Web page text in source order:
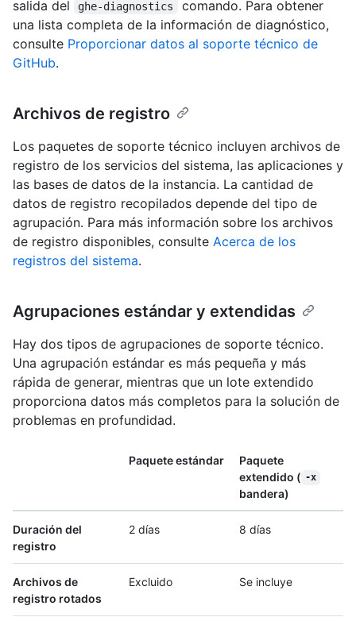
salida del ghe-diagnostics
comando. Para obtener
una lista completa de la información de diagnóstico,
consulte Proporcionar datos al soporte técnico de
GitHub.
Archivos de registro
Los paquetes de soporte técnico incluyen archivos de
registro de los servicios del sistema, las aplicaciones y
las bases de datos de la instancia. La cantidad de
datos de registro recopilados depende del tipo de
agrupación. Para más información sobre los archivos
de registro disponibles, consulte Acerca de los
registros del sistema.
Agrupaciones estándar y extendidas
Hay dos tipos de agrupaciones de soporte técnico.
Una agrupación estándar es más pequeña y más
rápida de generar, mientras que un lote extendido
proporciona datos más completos para la solución de
problemas en profundidad.
Paquete estándar
Paquete
extendido ( -x
bandera)
Duración del
registro
2 días 8 días
Archivos de
registro rotados
Excluido Se incluye